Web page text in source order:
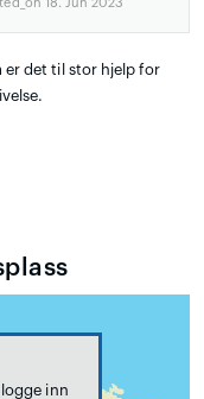
er det til stor hjelp for
inn